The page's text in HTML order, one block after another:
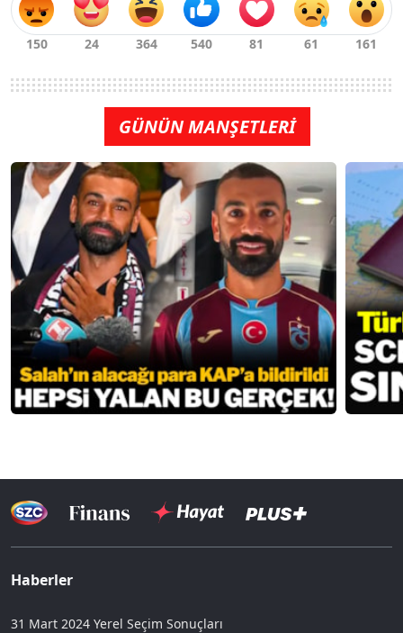
GÜNÜN MANŞETLERİ
Haberler
31 Mart 2024 Yerel Seçim Sonuçları